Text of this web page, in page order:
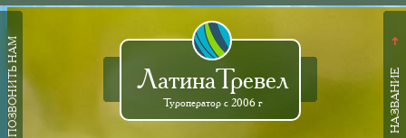
ЛатинаТревел
Туроператор с 2006 г
ПОЗВОНИТЬ НАМ ➜
НАЗВАНИЕ